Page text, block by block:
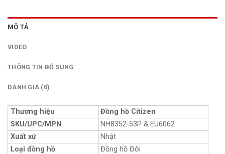
MÔ TẢ
VIDEO
THÔNG TIN BỔ SUNG
ĐÁNH GIÁ (0)
Thương hiệu
Đồng hồ Citizen
SKU/UPC/MPN
NH8352-53P & EU6062
Xuất xứ
Nhật
Loại đồng hồ
Đồng hồ Đôi